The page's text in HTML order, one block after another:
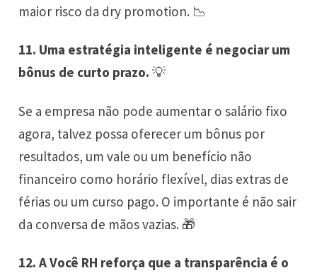
maior risco da dry promotion. 📉
11. Uma estratégia inteligente é negociar um
bônus de curto prazo. 💡
Se a empresa não pode aumentar o salário fixo
agora, talvez possa oferecer um bônus por
resultados, um vale ou um benefício não
financeiro como horário flexível, dias extras de
férias ou um curso pago. O importante é não sair
da conversa de mãos vazias. 🎁
12. A Você RH reforça que a transparência é o